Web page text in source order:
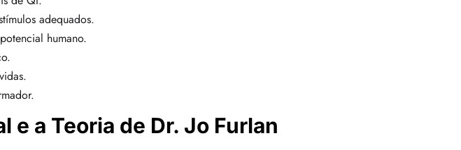
adequados.
humano.
a Teoria de Dr. Jo Furlan